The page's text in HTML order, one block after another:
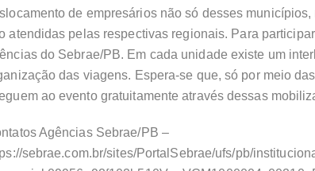
de empresários não só desses
atendidas pelas respectivas regionais. Para
do Sebrae/PB. Em cada unidade existe um
das viagens. Espera-se que, só por meio
ao evento gratuitamente através dessas
Agências Sebrae/PB –
sebrae.com.br/sites/PortalSebrae/ufs/pb/